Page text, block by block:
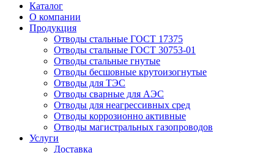
Каталог
О компании
Продукция
Отводы стальные ГОСТ 17375
Отводы стальные ГОСТ 30753-01
Отводы стальные гнутые
Отводы бесшовные крутоизогнутые
Отводы для ТЭС
Отводы сварные для АЭС
Отводы для неагрессивных сред
Отводы коррозионно активные
Отводы магистральных газопроводов
Услуги
Доставка